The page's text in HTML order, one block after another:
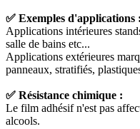
✅ Exemples d'applications :
Applications intérieures
salle de bains etc...
Applications extérieures
panneaux, stratifiés,
✅ Résistance chimique :
Le film adhésif n'est pas
alcools.